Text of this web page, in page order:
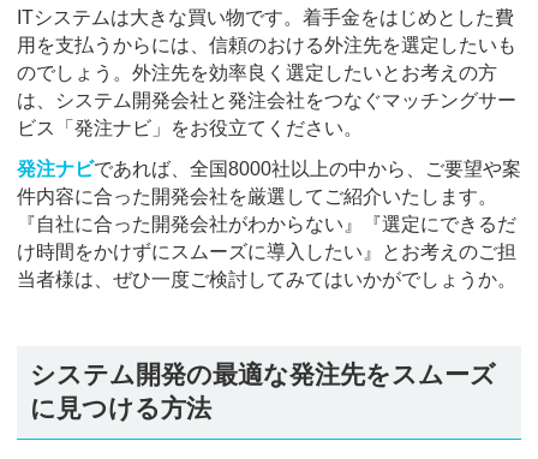
ITシステムは大きな買い物です。着手金をはじめとした費
用を支払うからには、信頼のおける外注先を選定したいも
のでしょう。外注先を効率良く選定したいとお考えの方
は、システム開発会社と発注会社をつなぐマッチングサー
ビス「発注ナビ」をお役立てください。
発注ナビであれば、全国8000社以上の中から、ご要望や案
件内容に合った開発会社を厳選してご紹介いたします。
『自社に合った開発会社がわからない』『選定にできるだ
け時間をかけずにスムーズに導入したい』とお考えのご担
当者様は、ぜひ一度ご検討してみてはいかがでしょうか。
システム開発の最適な発注先をスムーズ
に見つける方法